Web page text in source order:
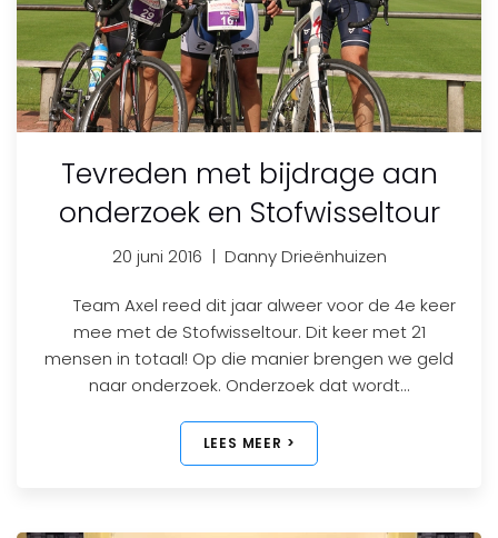
Tevreden met bijdrage aan
onderzoek en Stofwisseltour
20 juni 2016 | Danny Drieënhuizen
Team Axel reed dit jaar alweer voor de 4e keer
mee met de Stofwisseltour. Dit keer met 21
mensen in totaal! Op die manier brengen we geld
naar onderzoek. Onderzoek dat wordt…
LEES MEER >